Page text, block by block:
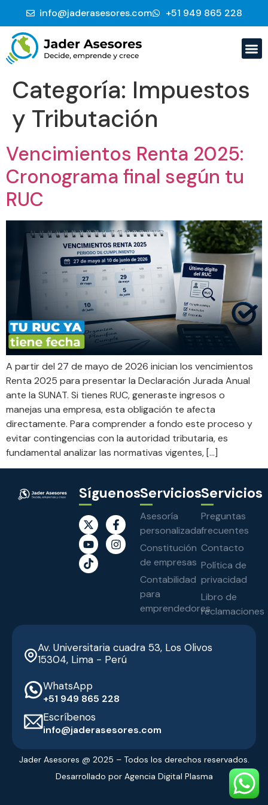
info@jaderasesores.com ‭+51 949 865 228‬
Categoría: Impuestos
y Tributación
Vencimientos Renta 2025:
Cronograma final según tu
RUC
A partir del 27 de mayo de 2026 inician los vencimientos
Renta 2025 para presentar la Declaración Jurada Anual
ante la SUNAT. Si tienes RUC, generaste ingresos o
manejas una empresa, esta obligación te afecta
directamente. Para comprender a fondo este proceso y
evitar contingencias con la autoridad tributaria, es
fundamental analizar las normativas vigentes, […]
SíguenosServicios
Asesoría
personalizada
Constitución
de empresas
Contabilidad
para
emprendedores
Servicios
Preguntas
frecuentes
Contacto
Política de
privacidad
Libro de
reclamaciones
Av. Universitaria cuadra 53, Los Olivos
15304, Lima - Perú
WhatsApp
‭+51 949 865 228‬
Escríbenos
info@jaderasesores.com
Jader Asesores @ 2025 – Todos los derechos reservados.
Desarrollado por Agencia Digital Plasma